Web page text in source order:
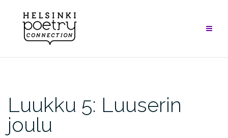
content
Luukku 5: Luuserin
joulu